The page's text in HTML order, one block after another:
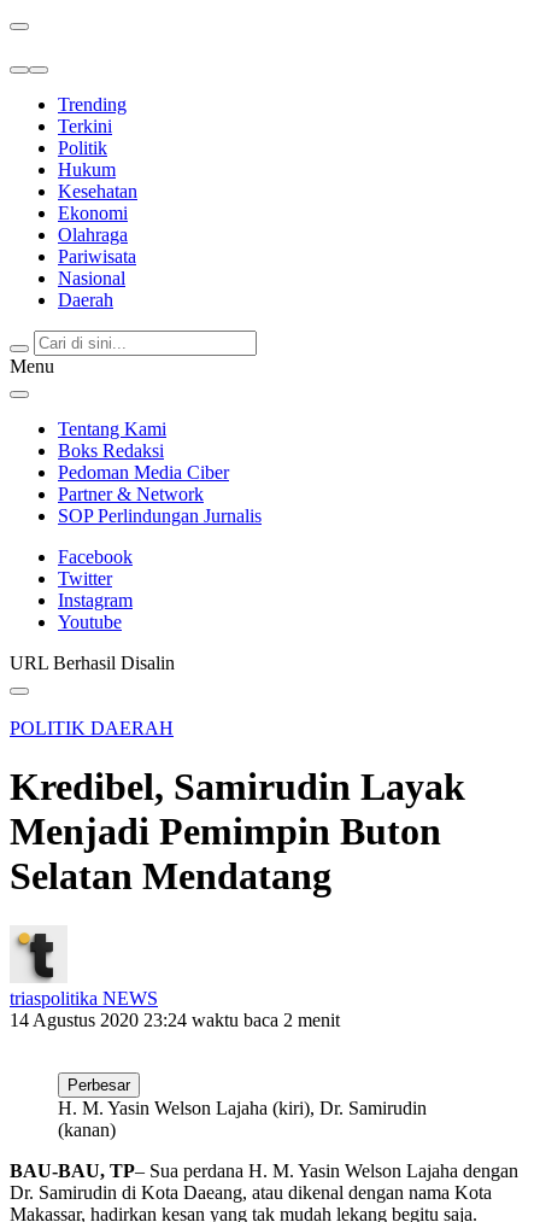
Trending
Terkini
Politik
Hukum
Kesehatan
Ekonomi
Olahraga
Pariwisata
Nasional
Daerah
Menu
Tentang Kami
Boks Redaksi
Pedoman Media Ciber
Partner & Network
SOP Perlindungan Jurnalis
Facebook
Twitter
Instagram
Youtube
URL Berhasil Disalin
POLITIK DAERAH
Kredibel, Samirudin Layak
Menjadi Pemimpin Buton
Selatan Mendatang
triaspolitika NEWS
14 Agustus 2020 23:24 waktu baca 2 menit
Perbesar
H. M. Yasin Welson Lajaha (kiri), Dr. Samirudin
(kanan)
BAU-BAU, TP– Sua perdana H. M. Yasin Welson Lajaha dengan
Dr. Samirudin di Kota Daeang, atau dikenal dengan nama Kota
Makassar, hadirkan kesan yang tak mudah lekang begitu saja.